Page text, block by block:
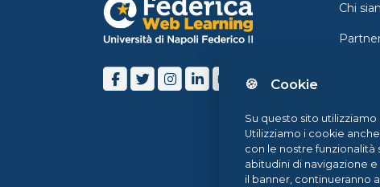
Chi
Blog
Help
🍪 Cookie
Su questo sito
Utilizziamo i cookie
con le nostre
abitudini di navigazione e
il banner, continueranno